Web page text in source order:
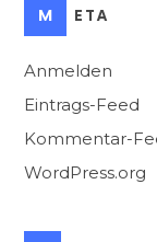
META
Anmelden
Eintrags-Feed
Kommentar-
WordPress.org